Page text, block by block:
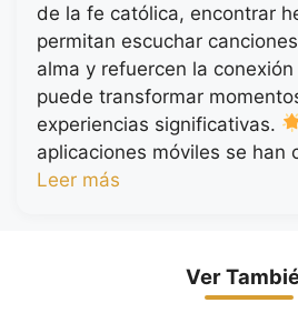
de la fe católica, encontrar
permitan escuchar
alma y refuercen la
puede transformar
experiencias significativas.
aplicaciones móviles se han
Leer más
Ver